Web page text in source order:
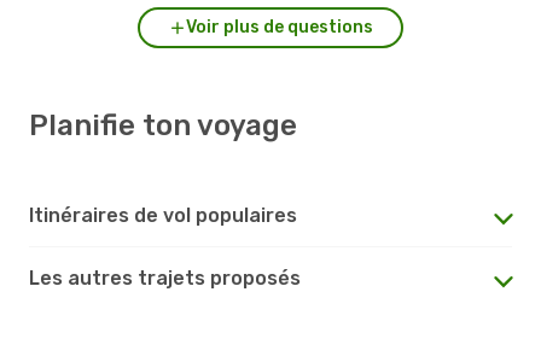
Voir plus de questions
Planifie ton voyage
Itinéraires de vol populaires
Les autres trajets proposés